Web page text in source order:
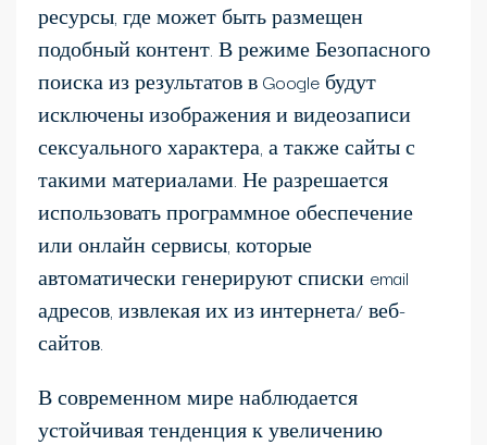
ресурсы, где может быть размещен
подобный контент. В режиме Безопасного
поиска из результатов в Google будут
исключены изображения и видеозаписи
сексуального характера, а также сайты с
такими материалами. Не разрешается
использовать программное обеспечение
или онлайн сервисы, которые
автоматически генерируют списки email
адресов, извлекая их из интернета/ веб-
сайтов.
В современном мире наблюдается
устойчивая тенденция к увеличению